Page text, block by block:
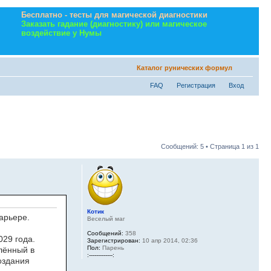
Бесплатно - тесты для магической диагностики
Заказать гадание (диагностику) или магическое
воздействие у Нумы
Каталог рунических формул
FAQ Регистрация Вход
Сообщений: 5 • Страница 1 из 1
года.
в
Котик
Веселый маг
Сообщений: 358
Зарегистрирован: 10 апр 2014, 02:36
Пол: Парень
:-------------: